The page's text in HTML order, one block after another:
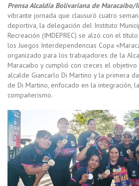
Prensa Alcaldía Bolivariana de Maracaibo/
vibrante jornada que clausuró cuatro
deportiva, la delegación del Instituto
Recreación (IMDEPREC) se alzó con el
los Juegos Interdependencias Copa
organizado para los trabajadores de la
Maracaibo y cumplió con creces el
alcalde Giancarlo Di Martino y la primera
de Di Martino, enfocado en la integración,
compañerismo.